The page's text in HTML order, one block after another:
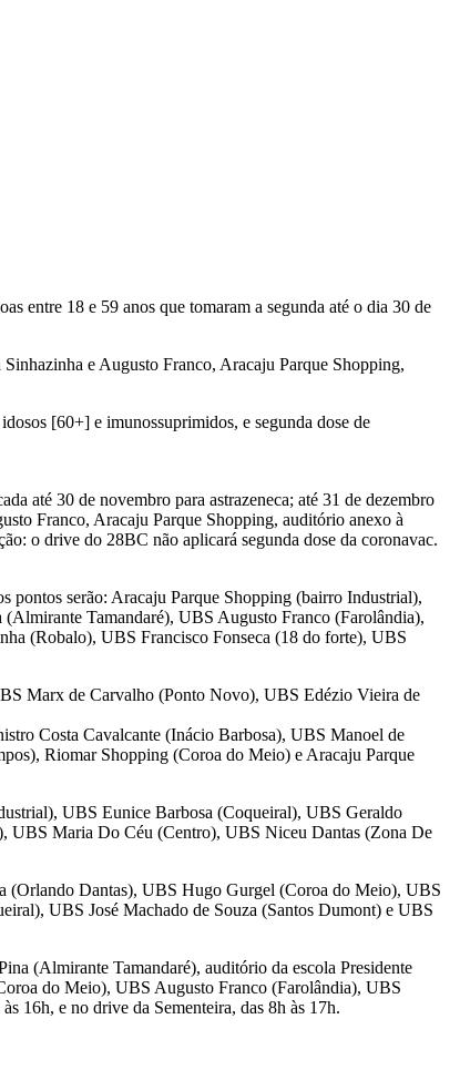
entre 18 e 59 anos que tomaram a segunda até o dia 30 de
e Augusto Franco, Aracaju Parque Shopping,
[60+] e imunossuprimidos, e segunda dose de
até 30 de novembro para astrazeneca; até 31 de dezembro
Franco, Aracaju Parque Shopping, auditório anexo à
o drive do 28BC não aplicará segunda dose da coronavac.
pontos serão: Aracaju Parque Shopping (bairro Industrial),
Tamandaré), UBS Augusto Franco (Farolândia),
(Robalo), UBS Francisco Fonseca (18 do forte), UBS
Marx de Carvalho (Ponto Novo), UBS Edézio Vieira de
Costa Cavalcante (Inácio Barbosa), UBS Manoel de
Riomar Shopping (Coroa do Meio) e Aracaju Parque
UBS Eunice Barbosa (Coqueiral), UBS Geraldo
UBS Maria Do Céu (Centro), UBS Niceu Dantas (Zona De
(Orlando Dantas), UBS Hugo Gurgel (Coroa do Meio), UBS
UBS José Machado de Souza (Santos Dumont) e UBS
(Almirante Tamandaré), auditório da escola Presidente
do Meio), UBS Augusto Franco (Farolândia), UBS
16h, e no drive da Sementeira, das 8h às 17h.